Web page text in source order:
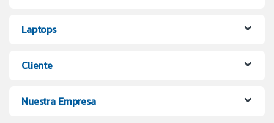
Laptops
Cliente
Nuestra Empresa